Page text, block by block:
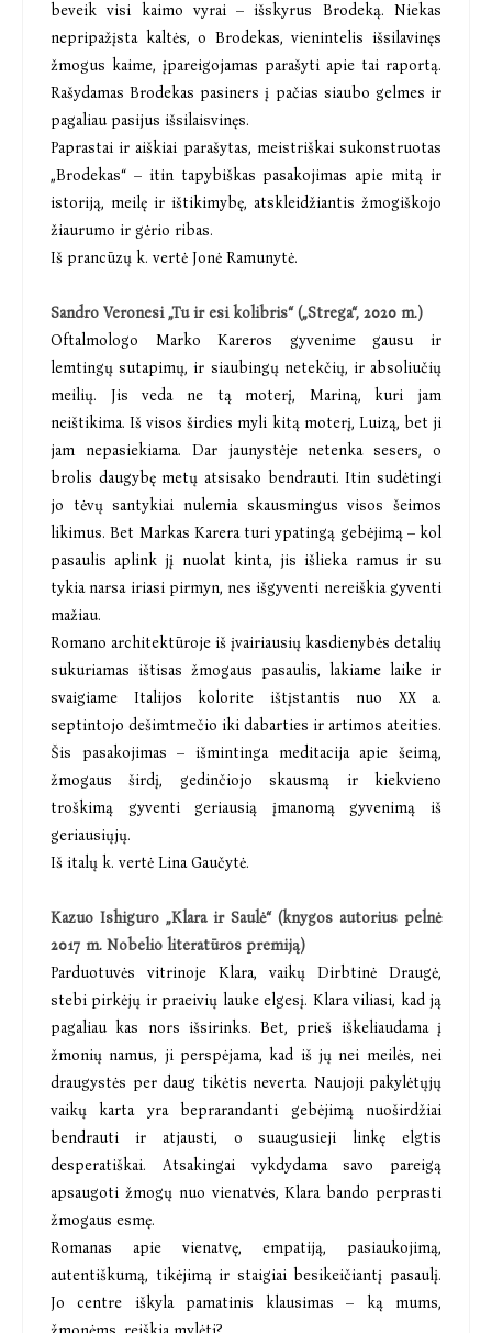
beveik visi kaimo vyrai – išskyrus Brodeką. Niekas
nepripažįsta kaltės, o Brodekas, vienintelis išsilavinęs
žmogus kaime, įpareigojamas parašyti apie tai raportą.
Rašydamas Brodekas pasiners į pačias siaubo gelmes ir
pagaliau pasijus išsilaisvinęs.
Paprastai ir aiškiai parašytas, meistriškai sukonstruotas
„Brodekas“ – itin tapybiškas pasakojimas apie mitą ir
istoriją, meilę ir ištikimybę, atskleidžiantis žmogiškojo
žiaurumo ir gėrio ribas.
Iš prancūzų k. vertė Jonė Ramunytė.
Sandro Veronesi „Tu ir esi kolibris“ („Strega“, 2020 m.)
Oftalmologo Marko Kareros gyvenime gausu ir
lemtingų sutapimų, ir siaubingų netekčių, ir absoliučių
meilių. Jis veda ne tą moterį, Mariną, kuri jam
neištikima. Iš visos širdies myli kitą moterį, Luizą, bet ji
jam nepasiekiama. Dar jaunystėje netenka sesers, o
brolis daugybę metų atsisako bendrauti. Itin sudėtingi
jo tėvų santykiai nulemia skausmingus visos šeimos
likimus. Bet Markas Karera turi ypatingą gebėjimą – kol
pasaulis aplink jį nuolat kinta, jis išlieka ramus ir su
tykia narsa iriasi pirmyn, nes išgyventi nereiškia gyventi
mažiau.
Romano architektūroje iš įvairiausių kasdienybės detalių
sukuriamas ištisas žmogaus pasaulis, lakiame laike ir
svaigiame Italijos kolorite ištįstantis nuo XX a.
septintojo dešimtmečio iki dabarties ir artimos ateities.
Šis pasakojimas – išmintinga meditacija apie šeimą,
žmogaus širdį, gedinčiojo skausmą ir kiekvieno
troškimą gyventi geriausią įmanomą gyvenimą iš
geriausiųjų.
Iš italų k. vertė Lina Gaučytė.
Kazuo Ishiguro „Klara ir Saulė“ (knygos autorius pelnė
2017 m. Nobelio literatūros premiją)
Parduotuvės vitrinoje Klara, vaikų Dirbtinė Draugė,
stebi pirkėjų ir praeivių lauke elgesį. Klara viliasi, kad ją
pagaliau kas nors išsirinks. Bet, prieš iškeliaudama į
žmonių namus, ji perspėjama, kad iš jų nei meilės, nei
draugystės per daug tikėtis neverta. Naujoji pakylėtųjų
vaikų karta yra beprarandanti gebėjimą nuoširdžiai
bendrauti ir atjausti, o suaugusieji linkę elgtis
desperatiškai. Atsakingai vykdydama savo pareigą
apsaugoti žmogų nuo vienatvės, Klara bando perprasti
žmogaus esmę.
Romanas apie vienatvę, empatiją, pasiaukojimą,
autentiškumą, tikėjimą ir staigiai besikeičiantį pasaulį.
Jo centre iškyla pamatinis klausimas – ką mums,